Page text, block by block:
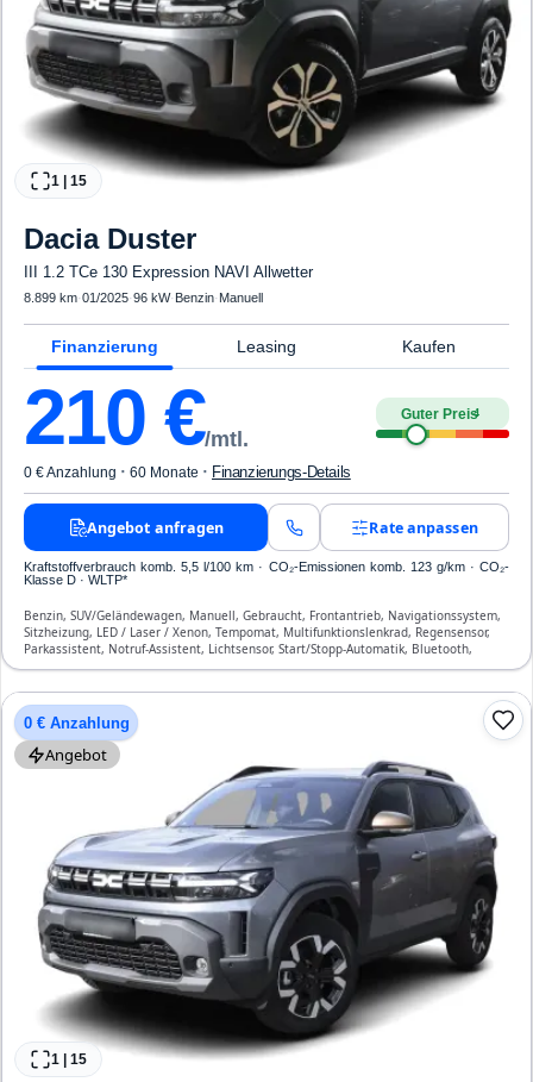
1 15
Dacia Duster
III 1.2 TCe 130 Expression NAVI Allwetter
8.899 km·01/2025·96 kW· Benzin· Manuell
Finanzierung Leasing Kaufen
210 €/mtl.
Guter Preis4
0 € Anzahlung · 60 Monate · Finanzierungs-Details
Angebot anfragen Rate anpassen
Kraftstoffverbrauch komb. 5,5 l/100 km · CO₂-Emissionen komb. 123 g/km · CO₂-
Klasse D · WLTP*
Benzin, SUV/Geländewagen, Manuell, Gebraucht, Frontantrieb, Navigationssystem,
Sitzheizung, LED / Laser / Xenon, Tempomat, Multifunktionslenkrad, Regensensor,
Parkassistent, Notruf-Assistent, Lichtsensor, Start/Stopp-Automatik, Bluetooth,
Freisprecheinrichtung, Verkehrszeichen-Erkennung, ESP, ABS, Klimaautomatik,
0 € Anzahlung
Angebot
1 15